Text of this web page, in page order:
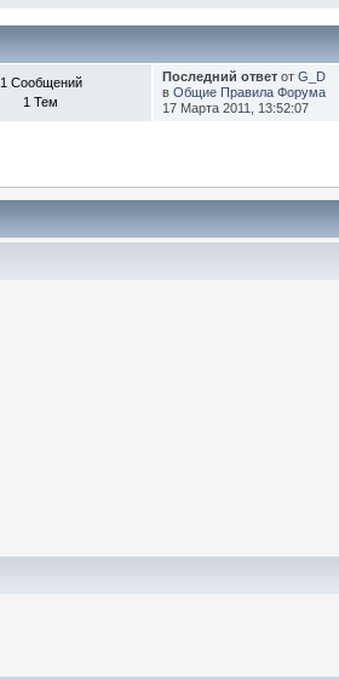
1 Сообщений
1 Тем
Последний ответ отG_D
вОбщие Правила Форума
17 Марта 2011, 13:52:07